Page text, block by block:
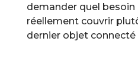
demander quel
réellement couvrir
dernier objet connecté